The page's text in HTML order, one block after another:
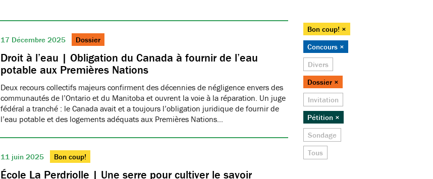
17 Décembre 2025 Dossier
Droit à l’eau | Obligation du Canada à fournir de l’eau
potable aux Premières Nations
Deux recours collectifs majeurs confirment des décennies de négligence envers des
communautés de l’Ontario et du Manitoba et ouvrent la voie à la réparation. Un juge
fédéral a tranché : le Canada avait et a toujours l’obligation juridique de fournir de
l’eau potable et des logements adéquats aux Premières Nations…
11 juin 2025 Bon coup!
École La Perdriolle | Une serre pour cultiver le savoir
Bon coup! ×
Concours ×
Divers
Dossier ×
Invitation
Pétition ×
Sondage
Tous